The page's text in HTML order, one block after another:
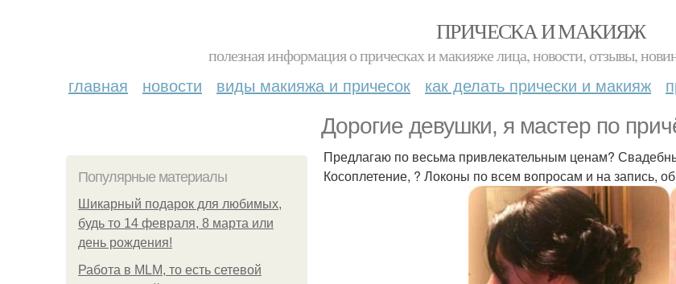
ПРИЧЕСКА И МАКИЯЖ
полезная информация о прическах и макияже лица, новости, отзывы,
главная новости виды макияжа и причесок как делать прически и макияж
Дорогие девушки, я мастер по
Популярные материалы
Шикарный подарок для любимых,
будь то 14 февраля, 8 марта или
день рождения!
Работа в MLM, то есть сетевой
Предлагаю по весьма привлекательным ценам?
Косоплетение, ? Локоны по всем вопросам и на запись,